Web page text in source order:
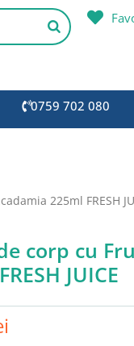
0759 702 080
225ml FRESH
corp cu
JUICE